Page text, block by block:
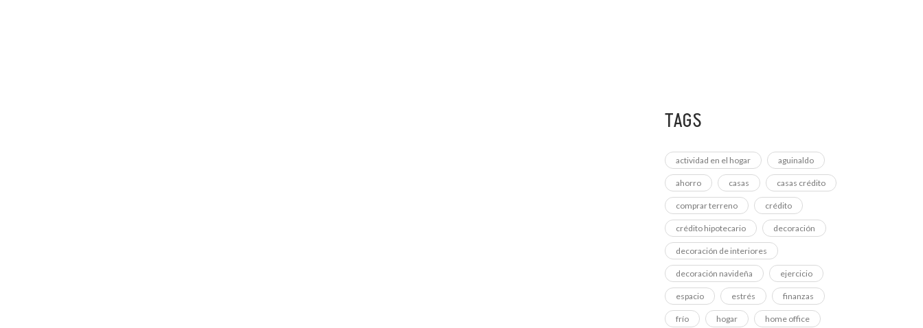
TAGS
actividad en el hogar aguinaldo
ahorro casas casas crédito
comprar terreno crédito
crédito hipotecario decoración
decoración de interiores
decoración navideña ejercicio
espacio estrés finanzas
frío hogar home office